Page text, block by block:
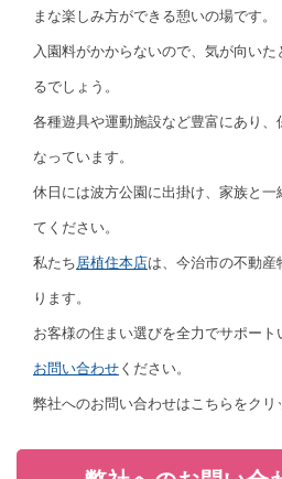
まな楽しみ方ができる憩いの場です。
入園料がかからないので、気が向い
るでしょう。
各種遊具や運動施設など豊富にあり、
なっています。
休日には波方公園に出掛け、家族と一
てください。
私たち居植住本店は、今治市の不動
ります。
お客様の住まい選びを全力でサポー
お問い合わせ ください。
弊社へのお問い合わせはこちらをクリ